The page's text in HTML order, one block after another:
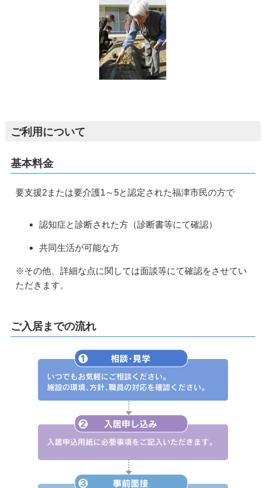
ご利用について
基本料金
要支援2または要介護1～5と認定された福津市民の方で
認知症と診断された方（診断書等にて確認）
共同生活が可能な方
※その他、詳細な点に関しては面談等にて確認をさせてい
ただきます。
ご入居までの流れ